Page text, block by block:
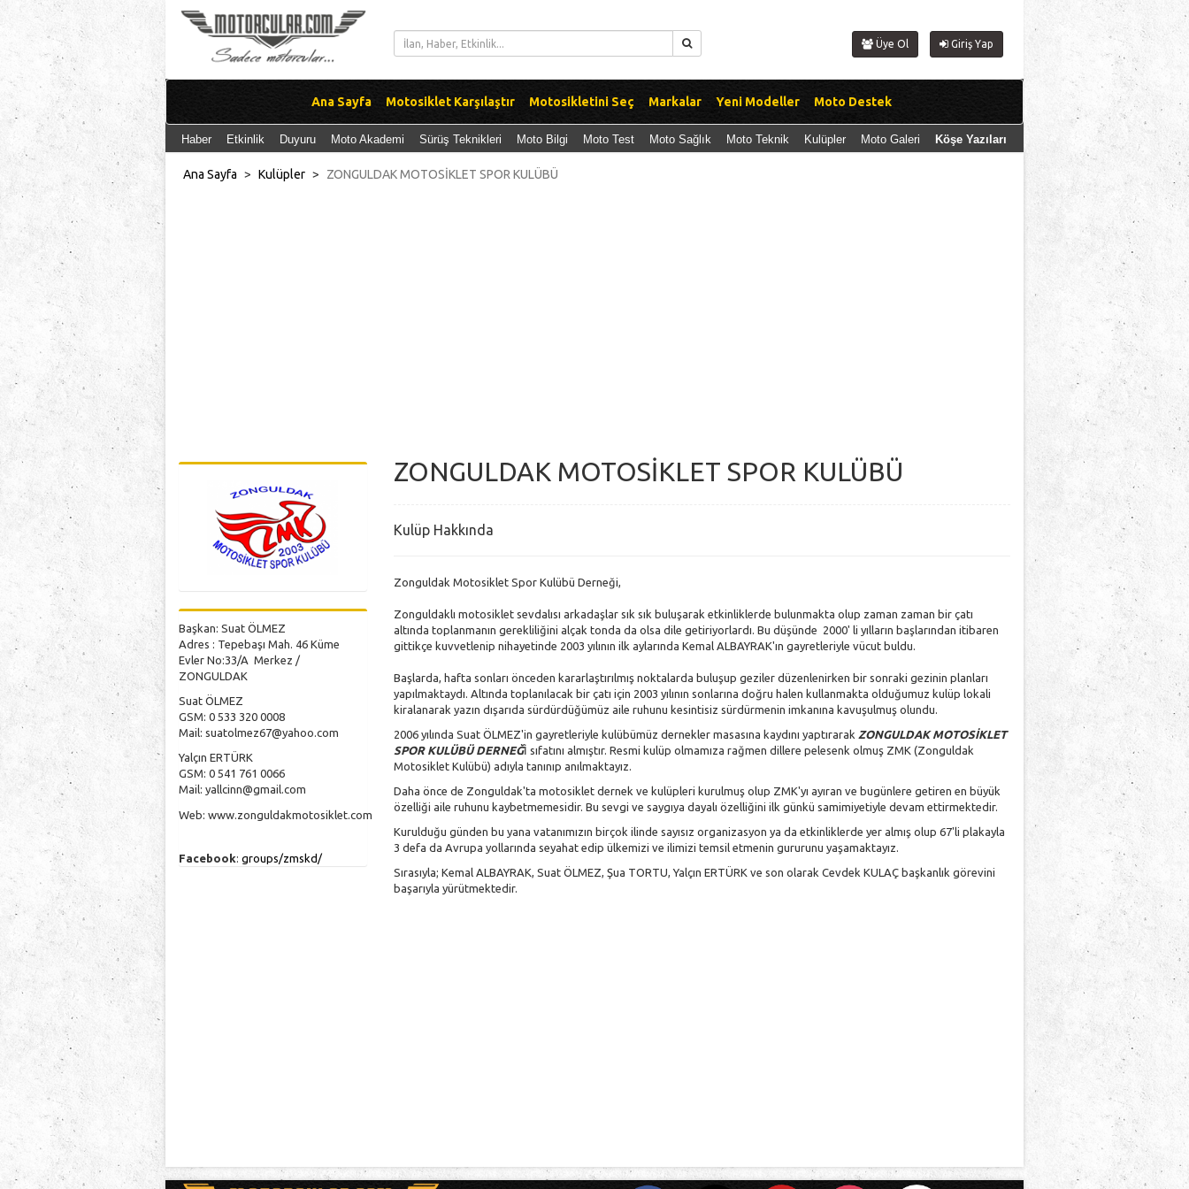
Üye Ol Giriş Yap
Ana Sayfa Motosiklet Karşılaştır Motosikletini Seç Markalar Yeni Modeller Moto Destek
Haber Etkinlik Duyuru Moto Akademi Sürüş Teknikleri Moto Bilgi Moto Test Moto Sağlık Moto Teknik Kulüpler Moto Galeri Köşe Yazıları
Ana Sayfa > Kulüpler > ZONGULDAK MOTOSİKLET SPOR KULÜBÜ
Başkan: Suat ÖLMEZ
Adres : Tepebaşı Mah. 46 Küme
Evler No:33/A Merkez /
ZONGULDAK
Suat ÖLMEZ
GSM: 0 533 320 0008
Mail: suatolmez67@yahoo.com
Yalçın ERTÜRK
GSM: 0 541 761 0066
Mail: yallcinn@gmail.com
Web: www.zonguldakmotosiklet.com
Facebook: groups/zmskd/
ZONGULDAK MOTOSİKLET SPOR KULÜBÜ
Kulüp Hakkında
Zonguldak Motosiklet Spor Kulübü Derneği,
Zonguldaklı motosiklet sevdalısı arkadaşlar sık sık buluşarak etkinliklerde bulunmakta olup zaman zaman bir çatı
altında toplanmanın gerekliliğini alçak tonda da olsa dile getiriyorlardı. Bu düşünde 2000' li yılların başlarından itibaren
gittikçe kuvvetlenip nihayetinde 2003 yılının ilk aylarında Kemal ALBAYRAK'ın gayretleriyle vücut buldu.
Başlarda, hafta sonları önceden kararlaştırılmış noktalarda buluşup geziler düzenlenirken bir sonraki gezinin planları
yapılmaktaydı. Altında toplanılacak bir çatı için 2003 yılının sonlarına doğru halen kullanmakta olduğumuz kulüp lokali
kiralanarak yazın dışarıda sürdürdüğümüz aile ruhunu kesintisiz sürdürmenin imkanına kavuşulmuş olundu.
2006 yılında Suat ÖLMEZ'in gayretleriyle kulübümüz dernekler masasına kaydını yaptırarak ZONGULDAK MOTOSİKLET
SPOR KULÜBÜ DERNEĞİ sıfatını almıştır. Resmi kulüp olmamıza rağmen dillere pelesenk olmuş ZMK (Zonguldak
Motosiklet Kulübü) adıyla tanınıp anılmaktayız.
Daha önce de Zonguldak'ta motosiklet dernek ve kulüpleri kurulmuş olup ZMK'yı ayıran ve bugünlere getiren en büyük
özelliği aile ruhunu kaybetmemesidir. Bu sevgi ve saygıya dayalı özelliğini ilk günkü samimiyetiyle devam ettirmektedir.
Kurulduğu günden bu yana vatanımızın birçok ilinde sayısız organizasyon ya da etkinliklerde yer almış olup 67'li plakayla
3 defa da Avrupa yollarında seyahat edip ülkemizi ve ilimizi temsil etmenin gururunu yaşamaktayız.
Sırasıyla; Kemal ALBAYRAK, Suat ÖLMEZ, Şua TORTU, Yalçın ERTÜRK ve son olarak Cevdek KULAÇ başkanlık görevini
başarıyla yürütmektedir.